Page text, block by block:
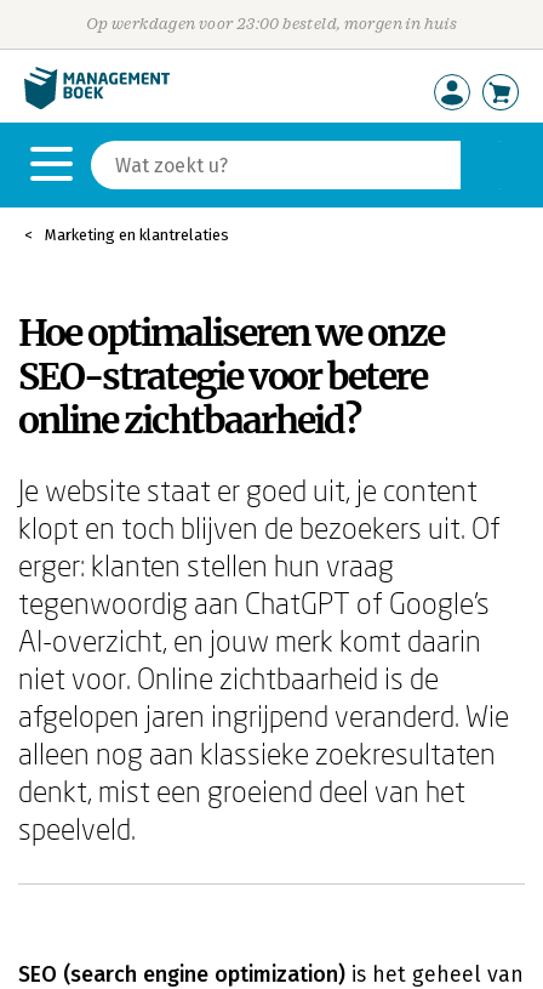
Op werkdagen voor 23:00 besteld, morgen in huis
Marketing en klantrelaties
Hoe optimaliseren we onze
SEO-strategie voor betere
online zichtbaarheid?
Je website staat er goed uit, je content
klopt en toch blijven de bezoekers uit. Of
erger: klanten stellen hun vraag
tegenwoordig aan ChatGPT of Google's
AI-overzicht, en jouw merk komt daarin
niet voor. Online zichtbaarheid is de
afgelopen jaren ingrijpend veranderd. Wie
alleen nog aan klassieke zoekresultaten
denkt, mist een groeiend deel van het
speelveld.
SEO (search engine optimization) is het geheel van